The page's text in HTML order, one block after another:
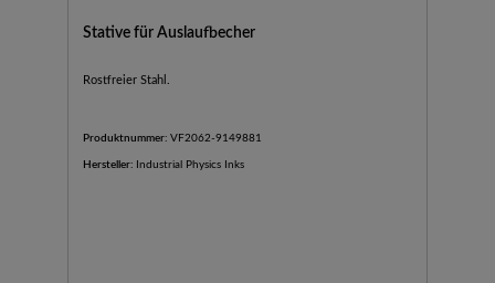
Stative für Auslaufbecher
Rostfreier Stahl.
Produktnummer: VF2062-9149881
Hersteller: Industrial Physics Inks